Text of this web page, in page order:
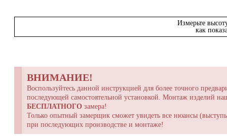
Измерьте
как
ВНИМАНИЕ!
Воспользуйтесь данной инструкцией для более точного
последующей самостоятельной установкой. Монтаж изделий
БЕСПЛАТНОГО замера!
Только опытный замерщик сможет увидеть все нюансы
при последующих производстве и монтаже!